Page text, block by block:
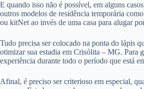
E quando isso não é possível, em alguns
outros modelos de residência temporária
ou kitNet ao invés de uma casa para alugar
Tudo precisa ser colocado na ponta do lápis
otimizar sua estadia em Crisólita – MG. Para
experiência durante todo o período que está
Afinal, é preciso ser criterioso em especial,